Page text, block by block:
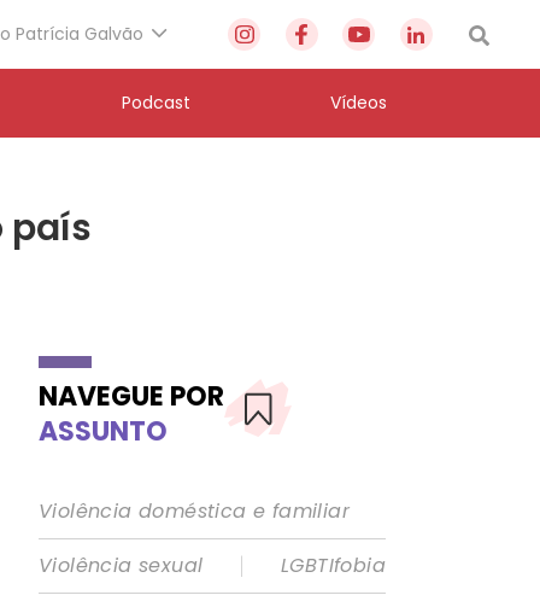
Patrícia Galvão
Podcast Vídeos
país
NAVEGUE POR
ASSUNTO
Violência doméstica e familiar
Violência sexual
|
LGBTIfobia